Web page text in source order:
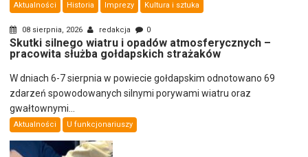
Aktualności Historia Imprezy Kultura i sztuka
08 sierpnia, 2026 redakcja 0
Skutki silnego wiatru i opadów atmosferycznych –
pracowita służba gołdapskich strażaków
W dniach 6-7 sierpnia w powiecie gołdapskim odnotowano 69
zdarzeń spowodowanych silnymi porywami wiatru oraz
gwałtownymi...
Aktualności U funkcjonariuszy